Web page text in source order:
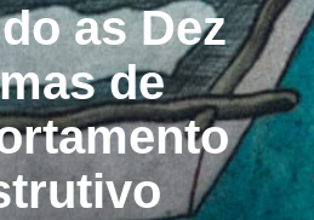
as Dez
de